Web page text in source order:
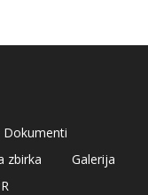
Dokumenti
zbirka
Galerija